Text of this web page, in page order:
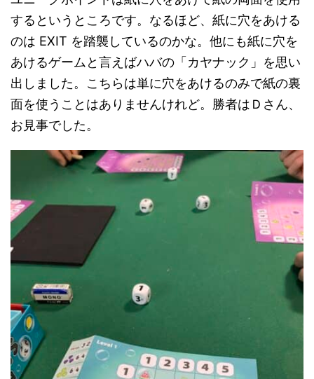
するというところです。なるほど、紙に穴をあける
のは EXIT を踏襲しているのかな。他にも紙に穴を
あけるゲームと言えばハバの「カヤナック」を思い
出しました。こちらは単に穴をあけるのみで紙の裏
面を使うことはありませんけれど。勝者はＤさん、
お見事でした。